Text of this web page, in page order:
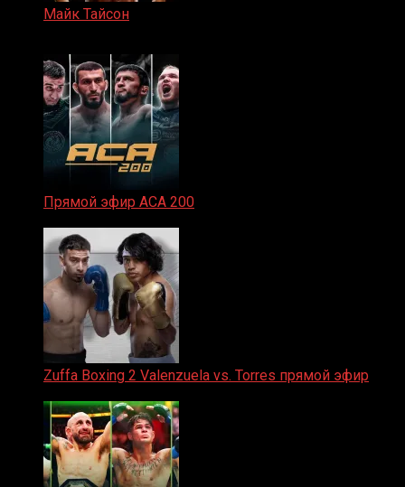
Майк Тайсон
Прямой эфир ACA 200
Zuffa Boxing 2 Valenzuela vs. Torres прямой эфир